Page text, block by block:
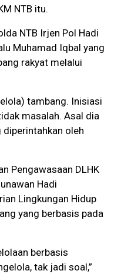
NTB itu.
NTB Irjen Pol Hadi
Muhamad Iqbal yang
rakyat melalui
tambang. Inisiasi
masalah. Asal dia
diperintahkan oleh
Pengawasaan DLHK
Hadi
Lingkungan Hidup
yang berbasis pada
berbasis
tak jadi soal,”